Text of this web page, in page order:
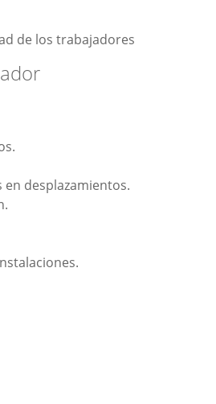
de los trabajadores
desplazamientos.